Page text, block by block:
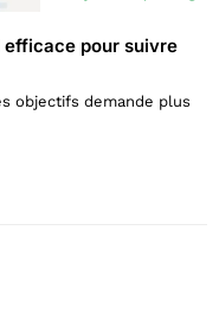
efficace pour suivre
objectifs demande plus